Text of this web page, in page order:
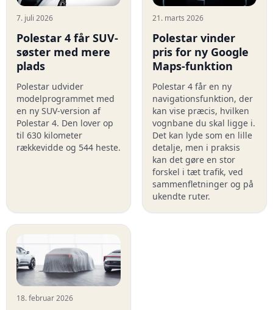
7. juli 2026
Polestar 4 får SUV-
søster med mere
plads
Polestar udvider
modelprogrammet med
en ny SUV-version af
Polestar 4. Den lover op
til 630 kilometer
rækkevidde og 544 heste.
21. marts 2026
Polestar vinder
pris for ny Google
Maps-funktion
Polestar 4 får en ny
navigationsfunktion, der
kan vise præcis, hvilken
vognbane du skal ligge i.
Det kan lyde som en lille
detalje, men i praksis
kan det gøre en stor
forskel i tæt trafik, ved
sammenfletninger og på
ukendte ruter.
18. februar 2026